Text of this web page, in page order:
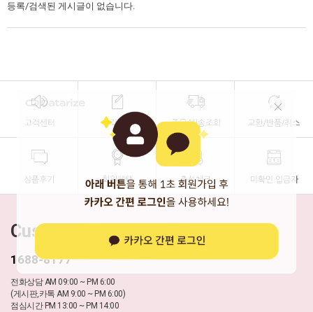
등록/검색된 게시글이 없습니다.
Customer Center
1688-8177
전화상담 AM 09:00 ~ PM 6:00
(게시판,카톡 AM 9:00 ~ PM 6:00)
점심시간 PM 13:00 ~ PM 14:00